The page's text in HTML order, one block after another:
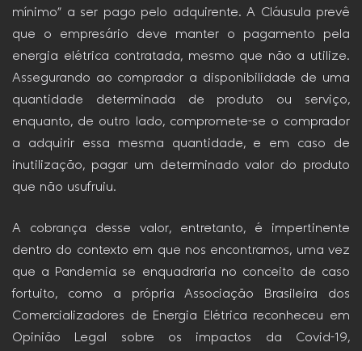
mínimo” a ser pago pelo adquirente. A Cláusula prevê
que o empresário deve manter o pagamento pela
energia elétrica contratada, mesmo que não a utilize.
Assegurando ao comprador a disponibilidade de uma
quantidade determinada de produto ou serviço,
enquanto, de outro lado, compromete-se o comprador
a adquirir essa mesma quantidade, e em caso de
inutilização, pagar um determinado valor do produto
que não usufruiu.
A cobrança desse valor, entretanto, é impertinente
dentro do contexto em que nos encontramos, uma vez
que a Pandemia se enquadraria no conceito de caso
fortuito, como a própria Associação Brasileira dos
Comercializadores de Energia Elétrica reconheceu em
Opinião Legal sobre os impactos da Covid-19,